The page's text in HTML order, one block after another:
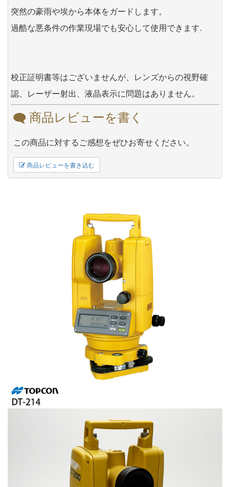
突然の豪雨や埃から本体をガードします。
過酷な悪条件の作業現場でも安心して使用できます.
校正証明書等はございませんが、レンズからの視野確
認、レーザー射出、液晶表示に問題はありません。
商品レビューを書く
この商品に対するご感想をぜひお寄せください。
商品レビューを書き込む